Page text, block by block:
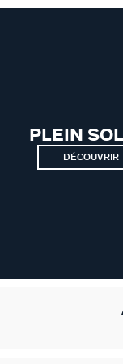
PLEIN
DÉCOUVRIR